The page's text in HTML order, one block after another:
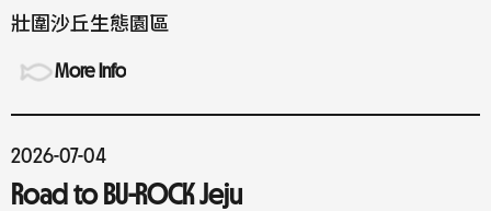
壯圍沙丘生態園區
More Info
2026-07-04
Road to BU-ROCK Jeju